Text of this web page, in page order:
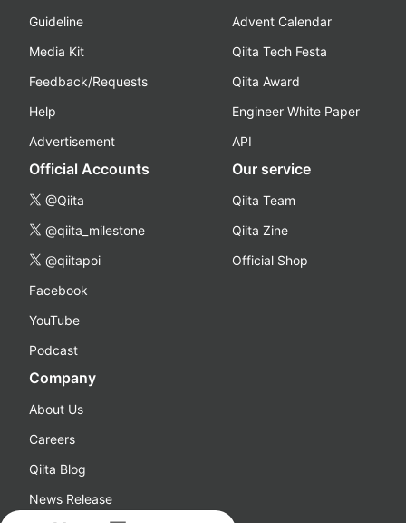
Guideline
Media Kit
Feedback/Requests
Help
Advertisement
Advent Calendar
Qiita Tech Festa
Qiita Award
Engineer White Paper
API
Official Accounts
@Qiita
@qiita_milestone
@qiitapoi
Facebook
YouTube
Podcast
Our service
Qiita Team
Qiita Zine
Official Shop
Company
About Us
Careers
Qiita Blog
News Release